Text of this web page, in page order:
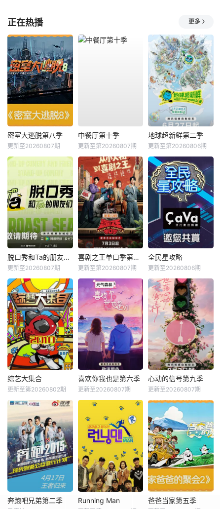
正在热播 更多
密室大逃脱第八季
更新至20260807期
中餐厅第十季
更新至第20260807期
地球超新鲜第二季
更新至第20260806期
脱口秀和Ta的朋友们第三季
更新至20260807期
喜剧之王单口季第三季
更新至第20260807期
全民星攻略
更新至20260806期
综艺大集合
更新至第20260802期
喜欢你我也是第六季
更新至20260807期
心动的信号第九季
更新至20260807期
奔跑吧兄弟第二季 Running Man 爸爸当家第五季